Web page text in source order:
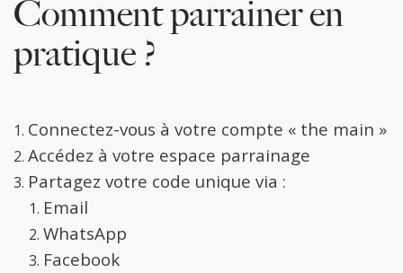
Comment parrainer en
pratique ?
Connectez-vous à votre compte « the main »
Accédez à votre espace parrainage
Partagez votre code unique via :
Email
WhatsApp
Facebook